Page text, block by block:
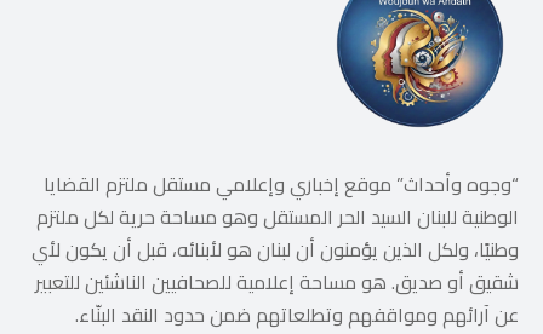
“وجوه وأحداث” موقع إخباري وإعلامي مستقل ملتزم القضايا
الوطنية للبنان السيد الحر المستقل وهو مساحة حرية لكل ملتزم
وطنيًا، ولكل الذين يؤمنون أن لبنان هو لأبنائه، قبل أن يكون لأي
شقيق أو صديق. هو مساحة إعلامية للصحافيين الناشئين للتعبير
عن آرائهم ومواقفهم وتطلعاتهم ضمن حدود النقد البنّاء.